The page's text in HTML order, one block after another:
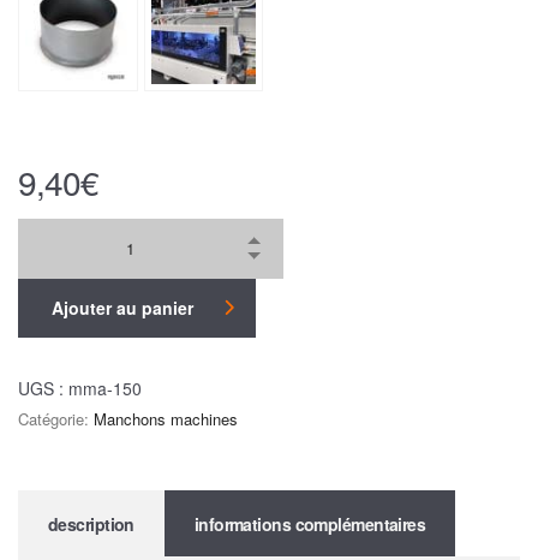
9,40€
Ajouter au panier
UGS : mma-150
Catégorie: Manchons machines
description informations complémentaires